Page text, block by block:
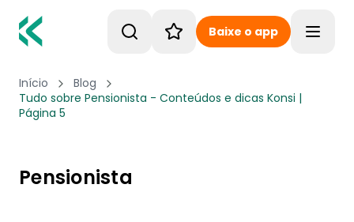
Baixe o app
Início
Blog
Tudo sobre Pensionista - Conteúdos e dicas Konsi |
Página 5
Pensionista